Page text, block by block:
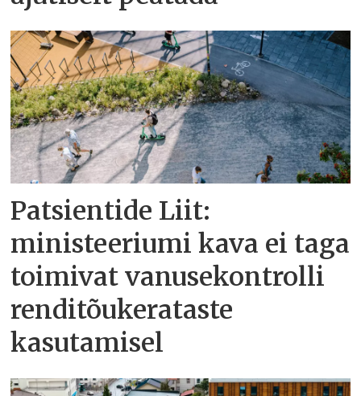
Patsientide Liit:
ministeeriumi kava ei taga
toimivat vanusekontrolli
renditõukerataste
kasutamisel